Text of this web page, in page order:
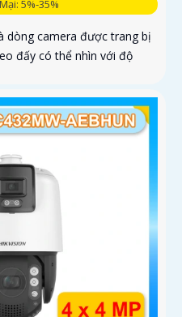
5%-35%
dòng camera được trang bị
đấy có thể nhìn với độ